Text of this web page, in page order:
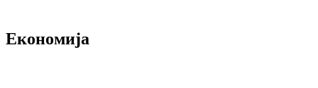
Економија